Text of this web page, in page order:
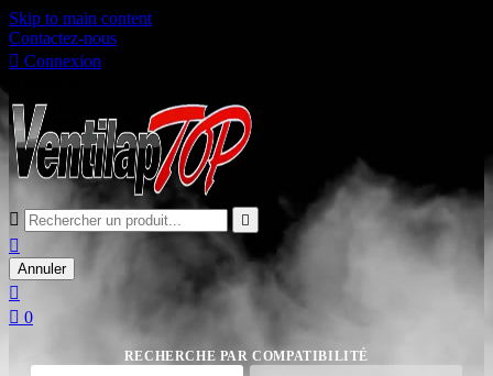
Skip to main content
Contactez-nous
 Connexion
 

Annuler

 0
RECHERCHE PAR COMPATIBILITÉ